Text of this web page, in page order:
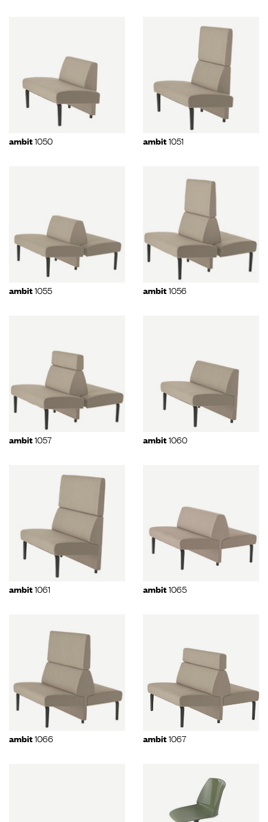
ambit1050 ambit1051
ambit1055 ambit1056
ambit1057 ambit1060
ambit1061 ambit1065
ambit1066 ambit1067